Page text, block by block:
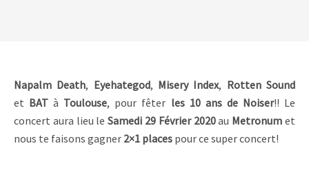
Napalm Death, Eyehategod, Misery Index, Rotten Sound
et BATà Toulouse, pour fêter les 10 ans de Noiser!! Le
concert aura lieu leSamedi 29 Février 2020au Metronumet
nous te faisons gagner 2×1 places pour ce super concert!